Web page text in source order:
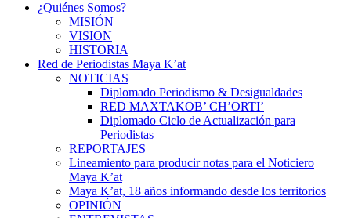
¿Quiénes Somos?
MISIÓN
VISION
HISTORIA
Red de Periodistas Maya K’at
NOTICIAS
Diplomado Periodismo & Desigualdades
RED MAXTAKOB’ CH’ORTI’
Diplomado Ciclo de Actualización para
Periodistas
REPORTAJES
Lineamiento para producir notas para el Noticiero
Maya K’at
Maya K’at, 18 años informando desde los territorios
OPINIÓN